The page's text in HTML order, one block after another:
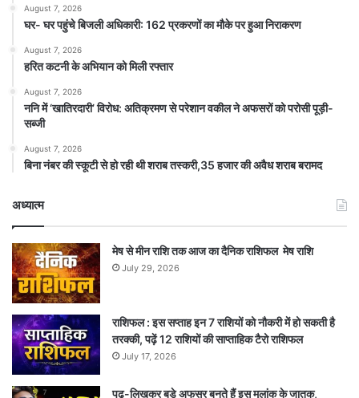
August 7, 2026
घर- घर पहुंचे बिजली अधिकारी: 162 प्रकरणों का मौके पर हुआ निराकरण
August 7, 2026
हरित कटनी के अभियान को मिली रफ्तार
August 7, 2026
ननि में ‘खातिरदारी’ विरोध: अतिक्रमण से परेशान वकील ने अफसरों को परोसी पूड़ी-
सब्जी
August 7, 2026
बिना नंबर की स्कूटी से हो रही थी शराब तस्करी,35 हजार की अवैध शराब बरामद
अध्यात्म
मेष से मीन राशि तक आज का दैनिक राशिफल मेष राशि
July 29, 2026
राशिफल : इस सप्ताह इन 7 राशियों को नौकरी में हो सकती है
तरक्की, पढ़ें 12 राशियों की साप्ताहिक टैरो राशिफल
July 17, 2026
पढ़-लिखकर बड़े अफसर बनते हैं इस मूलांक के जातक,